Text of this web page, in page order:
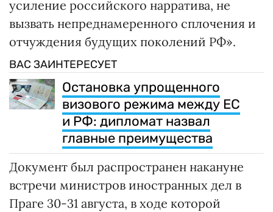
усиление российского нарратива, не
вызвать непреднамеренного сплочения и
отчуждения будущих поколений РФ».
ВАС ЗАИНТЕРЕСУЕТ
Остановка упрощенного
визового режима между ЕС
и РФ: дипломат назвал
главные преимущества
Документ был распространен накануне
встречи министров иностранных дел в
Праге 30-31 августа, в ходе которой